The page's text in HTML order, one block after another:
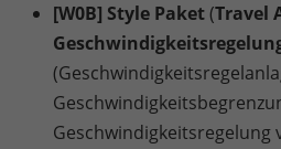
[W0B] Style Paket(Travel
Geschwindigkeitsregelung